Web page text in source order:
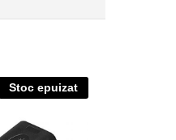
Stoc epuizat